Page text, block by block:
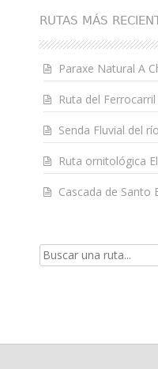
RUTAS MÁS
Paraxe Natural A
Ruta del
Senda Fluvial del
Ruta ornitológica
Cascada de Santo